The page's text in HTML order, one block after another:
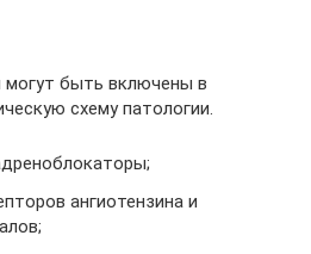
быть включены в
схему патологии.
ангиотензина и